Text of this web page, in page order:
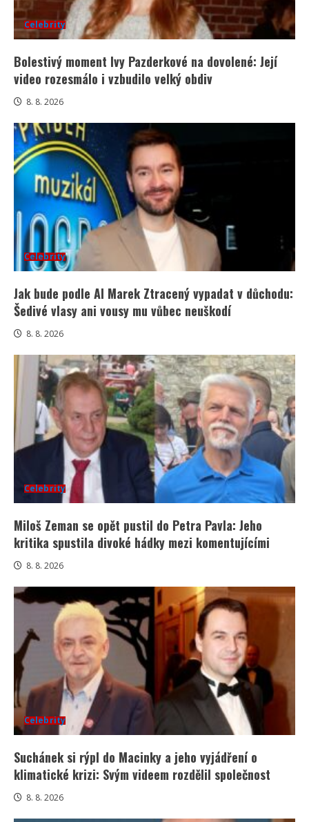
Celebrity
Bolestivý moment Ivy Pazderkové na dovolené: Její
video rozesmálo i vzbudilo velký obdiv
8. 8. 2026
Celebrity
Jak bude podle AI Marek Ztracený vypadat v důchodu:
Šedivé vlasy ani vousy mu vůbec neuškodí
8. 8. 2026
Celebrity
Miloš Zeman se opět pustil do Petra Pavla: Jeho
kritika spustila divoké hádky mezi komentujícími
8. 8. 2026
Celebrity
Suchánek si rýpl do Macinky a jeho vyjádření o
klimatické krizi: Svým videem rozdělil společnost
8. 8. 2026